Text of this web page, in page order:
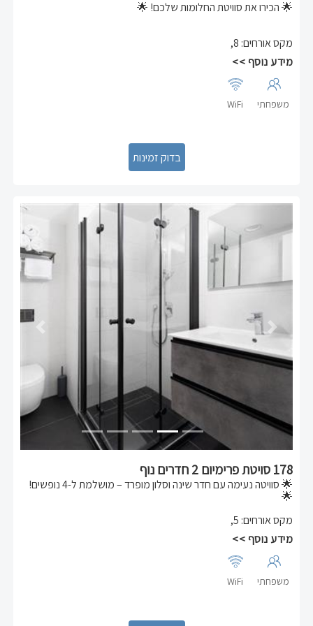
🌟 הכירו את סוויטת החלומות שלכם! 🌟
קבוצת חברים עד 8 נפשות!
☀️ שתי מרפסות – אחת בחדר השינה ואחת בסלון – להנות מהנוף
והאוויר הצח
- מכונת כביסה לנוחות מושלמת 🧺
הכל בשביל חופשה מושלמת, מפנקת וכיפית במיוחד!
מקס אורחים:
8
,
מידע נוסף >>
משפחתי WiFi
Next
178 סויטת פרימיום 2 חדרים נוף
🌟 סוויטה נעימה עם חדר שינה וסלון מופרד – מושלמת ל-4 נופשים!
🌟
🛏 מיטה זוגית נוחה בחדר השינה + ספה נפתחת בסלון לאירוח נוח
🍽 מאובזרת בכל מה שצריך:
- מקרר גדול 🧊
- מיקרוגל ⚡
- קומקום חשמלי ☕
מקס אורחים:
5
,
מידע נוסף >>
משפחתי WiFi